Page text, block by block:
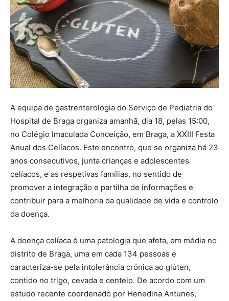
A equipa de gastrenterologia do Serviço de Pediatria do
Hospital de Braga organiza amanhã, dia 18, pelas 15:00,
no Colégio Imaculada Conceição, em Braga, a XXIII Festa
Anual dos Celíacos. Este encontro, que se organiza há 23
anos consecutivos, junta crianças e adolescentes
celíacos, e as respetivas famílias, no sentido de
promover a integração e partilha de informações e
contribuir para a melhoria da qualidade de vida e controlo
da doença.
A doença celíaca é uma patologia que afeta, em média no
distrito de Braga, uma em cada 134 pessoas e
caracteriza-se pela intolerância crónica ao glúten,
contido no trigo, cevada e centeio. De acordo com um
estudo recente coordenado por Henedina Antunes,